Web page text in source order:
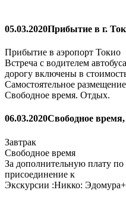
05.03.2020Прибытие в г.
Прибытие в аэропорт Токио
Встреча с водителем
дорогу включены в
Самостоятельное
Свободное время. Отдых.
06.03.2020Свободное
Завтрак
Свободное время
За дополнительную плату
присоединение к
Экскурсии :Никко: